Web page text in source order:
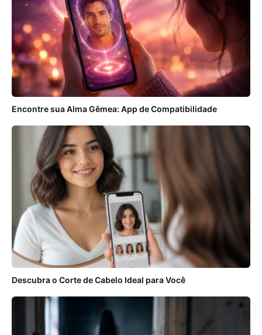
Encontre sua Alma Gêmea: App de Compatibilidade
Descubra o Corte de Cabelo Ideal para Você